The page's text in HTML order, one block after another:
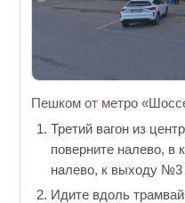
Пешком от метро
Третий вагон из
поверните налево, в
налево, к выходу
Идите вдоль